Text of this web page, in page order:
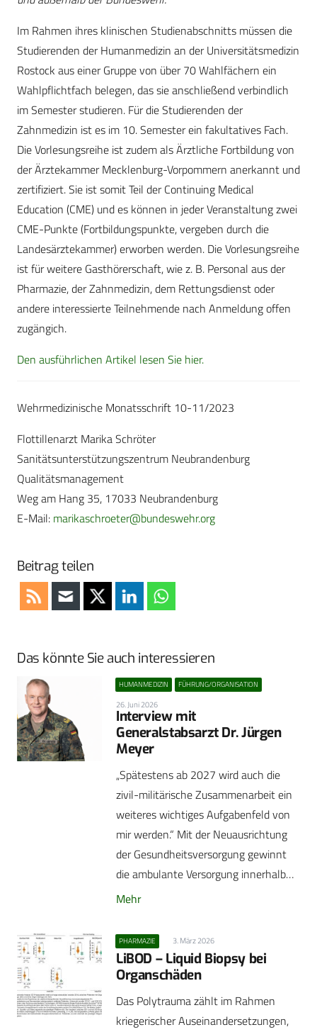
Im Rahmen ihres klinischen Studienabschnitts müssen die
Studierenden der Humanmedizin an der Universitätsmedizin
Rostock aus einer Gruppe von über 70 Wahlfächern ein
Wahlpflichtfach belegen, das sie anschließend verbindlich
im Semester studieren. Für die Studierenden der
Zahnmedizin ist es im 10. Semester ein fakultatives Fach.
Die Vorlesungsreihe ist zudem als Ärztliche Fortbildung von
der Ärztekammer Mecklenburg-Vorpommern anerkannt und
zertifiziert. Sie ist somit Teil der Continuing Medical
Education (CME) und es können in jeder Veranstaltung zwei
CME-Punkte (Fortbildungspunkte, vergeben durch die
Landesärztekammer) erworben werden. Die Vorlesungsreihe
ist für weitere Gasthörerschaft, wie z. B. Personal aus der
Pharmazie, der Zahnmedizin, dem Rettungsdienst oder
andere interessierte Teilnehmende nach Anmeldung offen
zugängich.
Den ausführlichen Artikel lesen Sie hier.
Wehrmedizinische Monatsschrift 10-11/2023
Flottillenarzt Marika Schröter
Sanitätsunterstützungszentrum Neubrandenburg
Qualitätsmanagement
Weg am Hang 35, 17033 Neubrandenburg
E-Mail: marikaschroeter@bundeswehr.org
Beitrag teilen
Das könnte Sie auch interessieren
HUMANMEDIZIN FÜHRUNG/ORGANISATION
26. Juni 2026
Interview mit
Generalstabsarzt Dr. Jürgen
Meyer
„Spätestens ab 2027 wird auch die
zivil-militärische Zusammenarbeit ein
weiteres wichtiges Aufgabenfeld von
mir werden.“ Mit der Neuausrichtung
der Gesundheitsversorgung gewinnt
die ambulante Versorgung innerhalb…
Mehr
PHARMAZIE 3. März 2026
LiBOD – Liquid Biopsy bei
Organschäden
Das Polytrauma zählt im Rahmen
kriegerischer Auseinandersetzungen,